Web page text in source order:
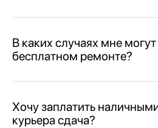
В каких случаях мне могут
бесплатном ремонте?
Хочу заплатить
курьера сдача?